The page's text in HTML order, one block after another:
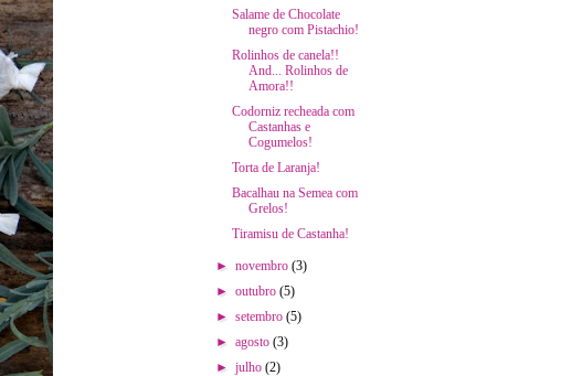
Salame de Chocolate
negro com Pistachio!
Rolinhos de canela!!
And... Rolinhos de
Amora!!
Codorniz recheada com
Castanhas e
Cogumelos!
Torta de Laranja!
Bacalhau na Semea com
Grelos!
Tiramisu de Castanha!
► novembro (3)
► outubro (5)
► setembro (5)
► agosto (3)
► julho (2)